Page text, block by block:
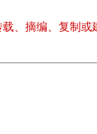
、摘编、复制或